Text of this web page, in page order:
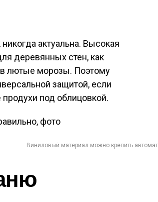
актуальна. Высокая
деревянных стен, как
в лютые морозы. Поэтому
защитой, если
под облицовкой.
Виниловый материал можно крепить